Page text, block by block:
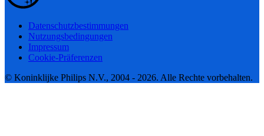
Datenschutzbestimmungen
Nutzungsbedingungen
Impressum
Cookie-Präferenzen
© Koninklijke Philips N.V., 2004 - 2026. Alle Rechte vorbehalten.